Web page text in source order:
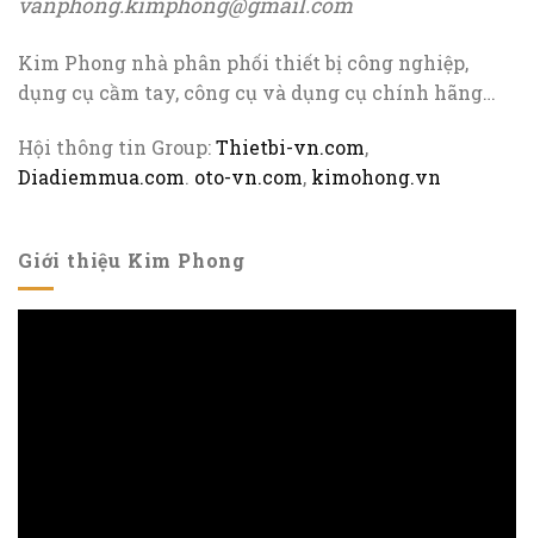
vanphong.kimphong@gmail.com
Kim Phong nhà phân phối thiết bị công nghiệp,
dụng cụ cầm tay, công cụ và dụng cụ chính hãng…
Hội thông tin Group:Thietbi-vn.com,
Diadiemmua.com. oto-vn.com, kimohong.vn
Giới thiệu Kim Phong